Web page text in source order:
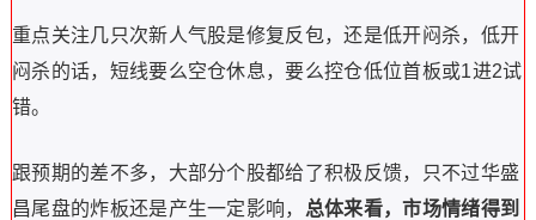
重点关注几只次新人气股是修复反包，还是低开闷杀，低开
闷杀的话，短线要么空仓休息，要么控仓低位首板或1进2试
错。
跟预期的差不多，大部分个股都给了积极反馈，只不过华盛
昌尾盘的炸板还是产生一定影响， 总体来看，市场情绪得到